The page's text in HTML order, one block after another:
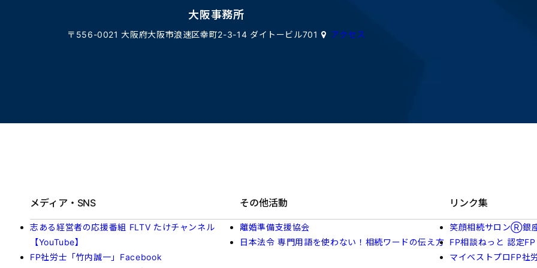
大阪事務所
〒556-0021 大阪府大阪市浪速区幸町2-3-14 ダイトービル701 アクセス
メディア・SNS
志ある経営者の応援番組 FLTV たけチャンネル
【YouTube】
FP社労士「竹内誠一」Facebook
その他活動
離婚準備支援協会
日本法令 専門用語を使わない！相続ワードの伝え方
リンク集
笑顔相続サロンⓇ銀
FP相談ねっと 認定FP
マイベストプロFP社